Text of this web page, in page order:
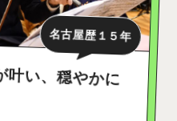
名古屋歴１５年
叶い、穏やかに